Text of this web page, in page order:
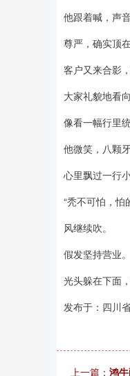
他跟着喊，声
尊严，确实顶
客户又来合影
大家礼貌地看
像看一幅行里
他微笑，八颗
心里飘过一行
“秃不可怕，怕
风继续吹。
假发坚持营业。
光头躲在下面
发布于：四川
上一篇： 鸿